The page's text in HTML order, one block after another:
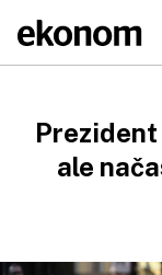
Prezident
ale